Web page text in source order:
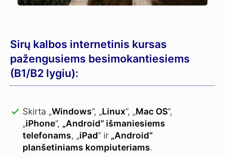
Sirų kalbos internetinis kursas
pažengusiems besimokantiesiems
(B1/B2 lygiu):
Skirta „Windows“, „Linux“, „Mac OS“,
„iPhone“, „Android“ išmaniesiems
telefonams, „iPad“ ir „Android“
planšetiniams kompiuteriams.